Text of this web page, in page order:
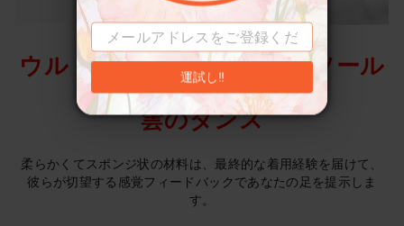
ウルトラソフトEVAアウトソール
雲のダンス
柔らかくてスポンジ状の材料は、最終的な着用経験を届けて、
彼らが切望する感覚フィードバックであなたの足を提示しま
す。
運試し‼